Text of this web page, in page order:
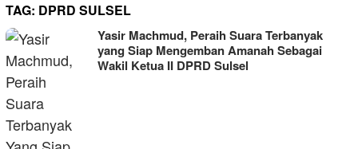
TAG: DPRD SULSEL
Yasir Machmud, Peraih Suara Terbanyak
yang Siap Mengemban Amanah Sebagai
Wakil Ketua II DPRD Sulsel